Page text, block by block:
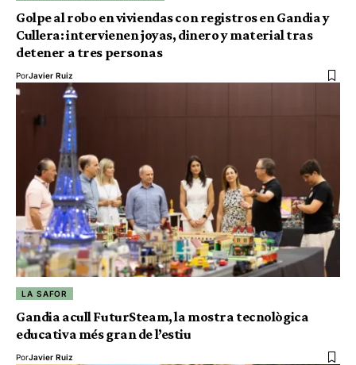
Golpe al robo en viviendas con registros en Gandia y
Cullera: intervienen joyas, dinero y material tras
detener a tres personas
PorJavier Ruiz
LA SAFOR
Gandia acull FuturSteam, la mostra tecnològica
educativa més gran de l’estiu
PorJavier Ruiz